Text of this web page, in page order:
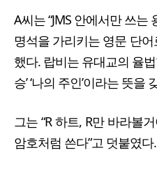
A씨는 “JMS 안에서만 쓰는
명석을 가리키는 영문 단어
했다. 랍비는 유대교의 율
승’ ‘나의 주인’이라는 뜻을
그는 “R 하트, R만 바라볼
암호처럼 쓴다”고 덧붙였다.